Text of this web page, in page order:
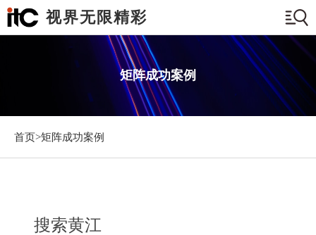
视界无限精彩
矩阵成功案例
首页>矩阵成功案例
搜索黄江